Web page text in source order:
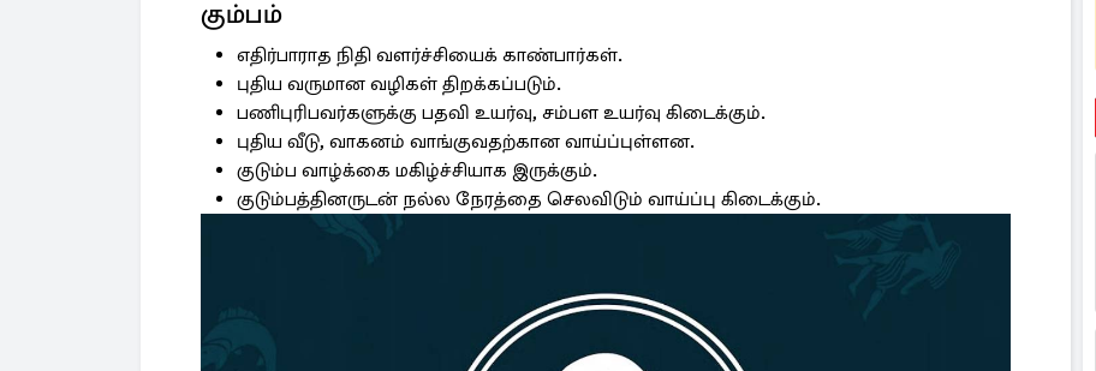
கும்பம்
எதிர்பாராத நிதி வளர்ச்சியைக் காண்பார்கள்.
புதிய வருமான வழிகள் திறக்கப்படும்.
பணிபுரிபவர்களுக்கு பதவி உயர்வு, சம்பள உயர்வு கிடைக்கும்.
புதிய வீடு, வாகனம் வாங்குவதற்கான வாய்ப்புள்ளன.
குடும்ப வாழ்க்கை மகிழ்ச்சியாக இருக்கும்.
குடும்பத்தினருடன் நல்ல நேரத்தை செலவிடும் வாய்ப்பு கிடைக்கும்.